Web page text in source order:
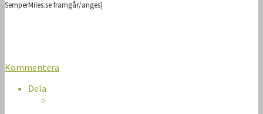
SemperMiles.se framgår/anges]
Kommentera
Dela